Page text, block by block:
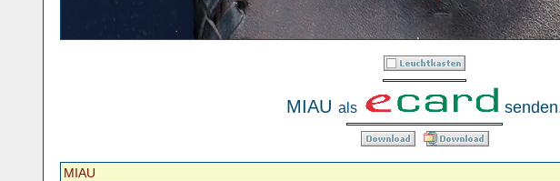
MIAU als
MIAU